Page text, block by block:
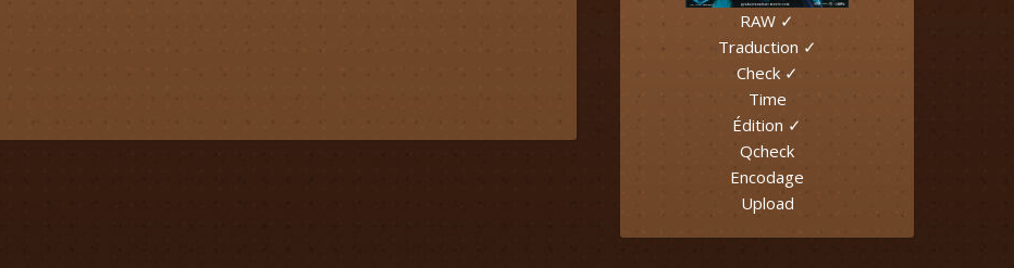
RAW ✓
Traduction ✓
Check ✓
Time
Édition ✓
Qcheck
Encodage
Upload